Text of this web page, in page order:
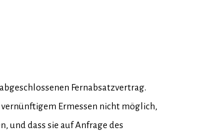
Fernabsatzvertrag.
Ermessen nicht möglich,
und dass sie auf Anfrage des